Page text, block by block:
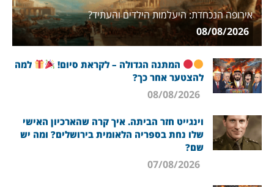
אירופה הנכחדת: היעלמות הילדים והעתיד?
המתנה הגדולה – לקראת סיום!
למה
להצטער אחר כך?
וינגייט חזר הביתה. איך קרה שהארכיון האישי
שלו נחת בספריה הלאומית בירושלים? ומה יש
שם?